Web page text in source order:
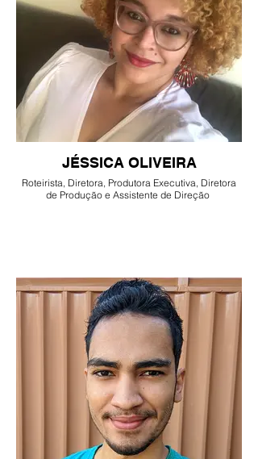
JÉSSICA OLIVEIRA
Roteirista, Diretora, Produtora Executiva, Diretora
de Produção e Assistente de Direção